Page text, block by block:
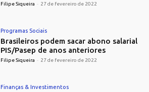
Filipe Siqueira - 27 de fevereiro de 2022
Programas Sociais
Brasileiros podem sacar abono salarial
PIS/Pasep de anos anteriores
Filipe Siqueira - 27 de fevereiro de 2022
Finanças & Investimentos